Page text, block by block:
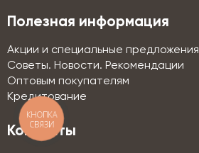
Полезная информация
Акции и специальные предложения
Советы. Новости. Рекомендации
Оптовым покупателям
Кредитование
Контакты
КНОПКА
СВЯЗИ